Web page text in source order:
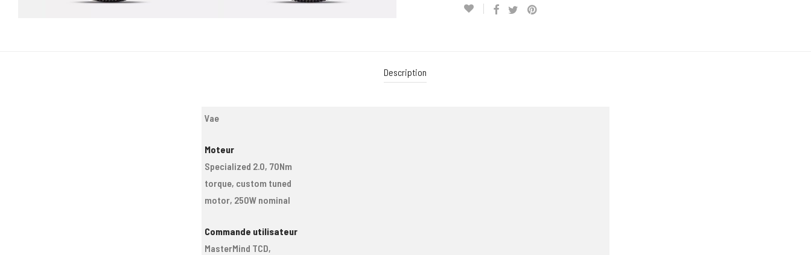
Description
Vae
Moteur
Specialized 2.0, 70Nm
torque, custom tuned
motor, 250W nominal
Commande utilisateur
MasterMind TCD,